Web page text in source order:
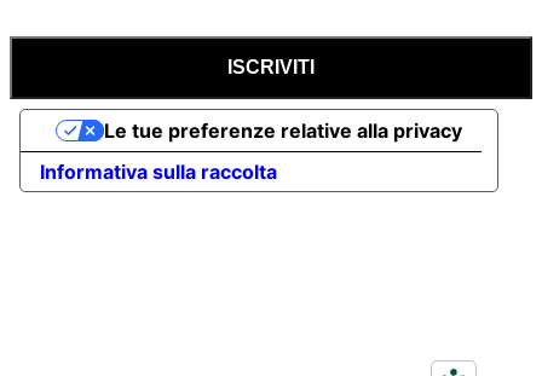
Informativa sulla raccolta
Le tue preferenze relative alla privacy